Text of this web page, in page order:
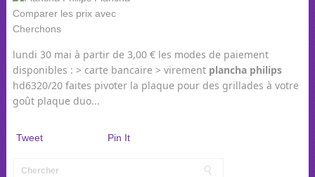
lundi 30 mai à partir de 3,00 € les modes de paiement
disponibles : > carte bancaire > virement plancha philips
hd6320/20 faites pivoter la plaque pour des grillades à votre
goût plaque duo...
Tweet Pin It